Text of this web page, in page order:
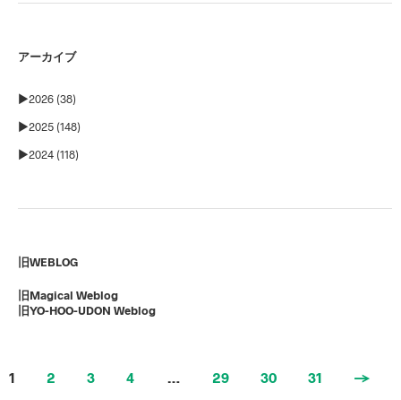
アーカイブ
►2026 (38)
►2025 (148)
►2024 (118)
旧WEBLOG
旧Magical Weblog
旧YO-HOO-UDON Weblog
1 2 3 4 … 29 30 31 →